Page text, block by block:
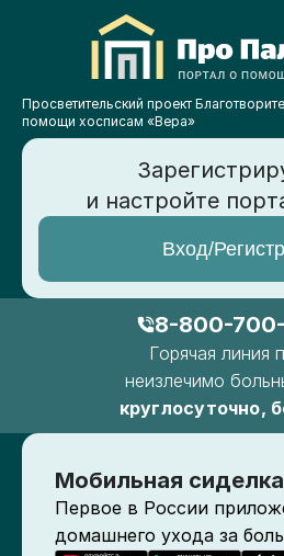
Просветительский проект
помощи хосписам «Вера»
и настройте
Вход/
8-800-
Горячая линия
неизлечимо
круглосуточно,
Мобильная сиделка
Первое в России
домашнего ухода за